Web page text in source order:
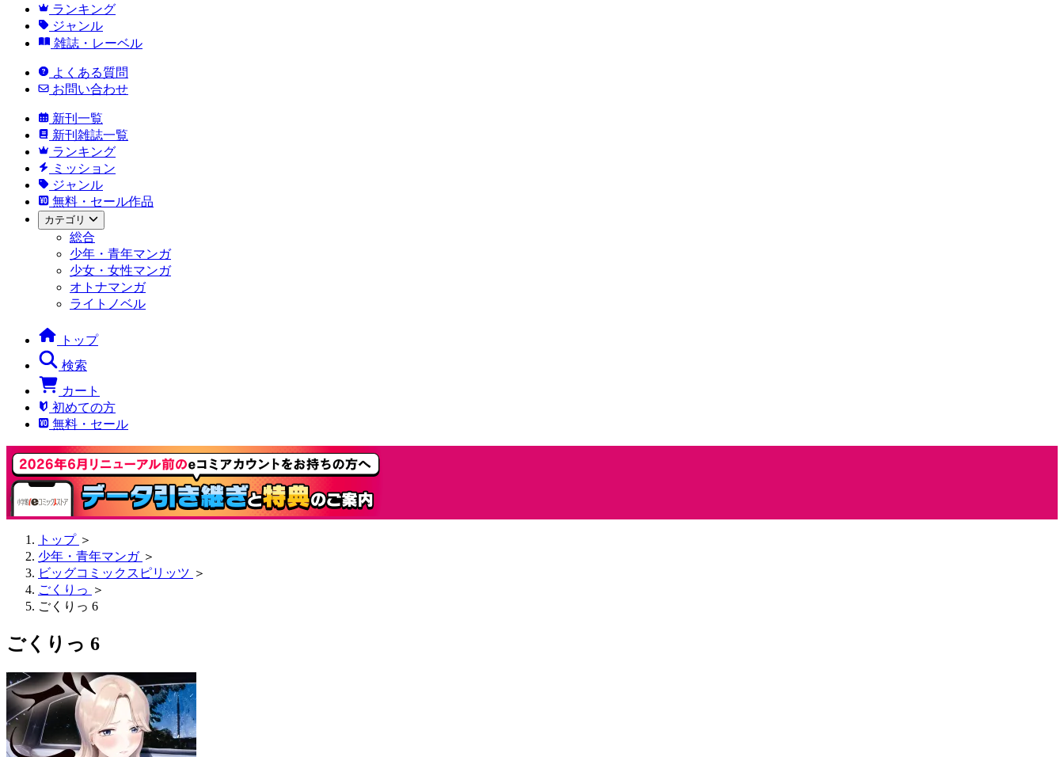
ランキング
ジャンル
雑誌・レーベル
よくある質問
お問い合わせ
新刊一覧
新刊雑誌一覧
ランキング
ミッション
ジャンル
無料・セール作品
カテゴリ
総合
少年・青年マンガ
少女・女性マンガ
オトナマンガ
ライトノベル
トップ
検索
カート
初めての方
無料・セール
トップ ＞
少年・青年マンガ ＞
ビッグコミックスピリッツ ＞
ごくりっ ＞
ごくりっ 6
ごくりっ 6